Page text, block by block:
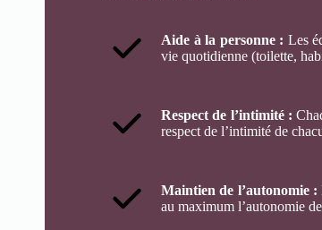
Aide à la personne : Les
vie quotidienne (toilette,
Respect de l’intimité :
respect de l’intimité de
Maintien de l’autonomie :
au maximum l’autonomie